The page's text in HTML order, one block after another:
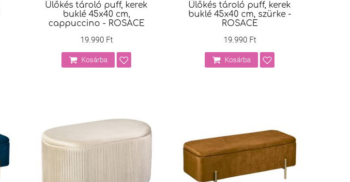
Ülőkés tároló puff, kerek
buklé 45x40 cm,
cappuccino - ROSACE
19.990 Ft
Kosárba
Ülőkés tároló puff, kerek
buklé 45x40 cm, szürke -
ROSACE
19.990 Ft
Kosárba